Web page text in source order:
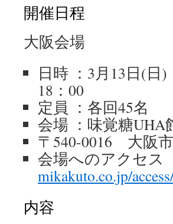
開催日程
大阪会場
日時 ：3月13日(
18：00
定員 ：各回45名
会場 ：味覚糖
〒540-0016 大阪
会場へのアクセス
mikakuto.co.jp/
内容